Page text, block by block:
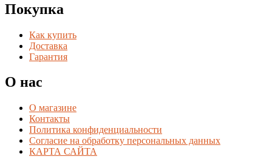
Покупка
Как купить
Доставка
Гарантия
О нас
О магазине
Контакты
Политика конфиденциальности
Согласие на обработку персональных данных
КАРТА САЙТА